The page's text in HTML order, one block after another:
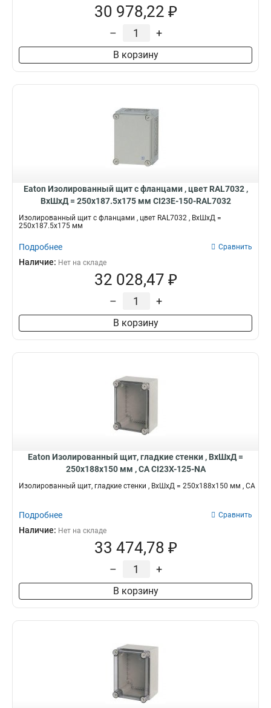
30 978,22 ₽
– +
В корзину
Eaton Изолированный щит с фланцами , цвет RAL7032 ,
ВхШхД = 250x187.5x175 мм CI23E-150-RAL7032
Изолированный щит с фланцами , цвет RAL7032 , ВхШхД =
250x187.5x175 мм
Подробнее Сравнить
Наличие: Нет на складе
32 028,47 ₽
– +
В корзину
Eaton Изолированный щит, гладкие стенки , ВхШхД =
250x188x150 мм , СА CI23X-125-NA
Изолированный щит, гладкие стенки , ВхШхД = 250x188x150 мм , СА
Подробнее Сравнить
Наличие: Нет на складе
33 474,78 ₽
– +
В корзину